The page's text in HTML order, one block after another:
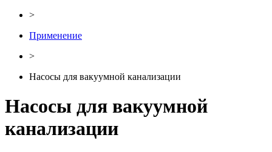
>
Применение
>
Насосы для вакуумной канализации
Насосы для вакуумной
канализации